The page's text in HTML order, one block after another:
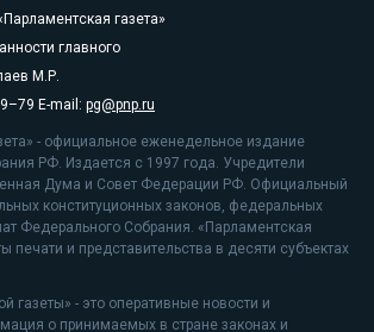
газета»
главного
М.Р.
E-mail: pg@pnp.ru
- официальное еженедельное издание
РФ. Издается с 1997 года. Учредители
Дума и Совет Федерации РФ. Официальный
конституционных законов, федеральных
Федерального Собрания. «Парламентская
печати и представительства в десяти субъектах
газеты» - это оперативные новости и
о принимаемых в стране законах и